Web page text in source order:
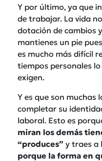
Y por último, ya que
de trabajar. La vida
dotación de cambios
mantienes un pie
es mucho más difícil
tiempos personales
exigen.
Y es que son muchas
completar su
laboral. Esto es
miran los demás
“produces” y traes a
porque la forma en